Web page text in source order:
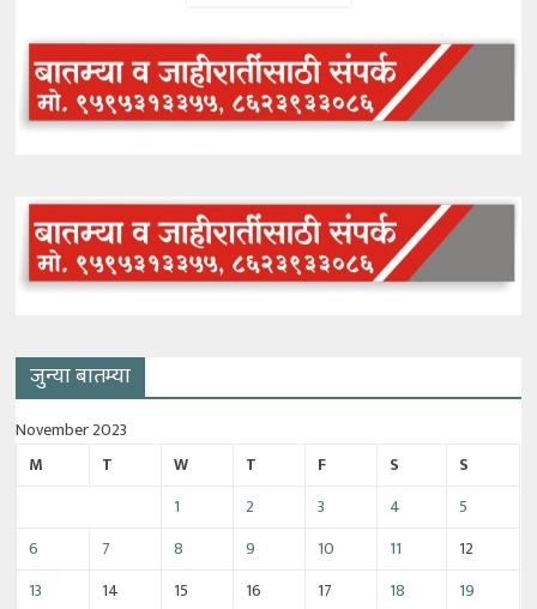
जुन्या बातम्या
November 2023
M
T W T F S
S
1
2 3 4
5
6
7 8 9 10 11
12
13
14 15 16 17 18 19